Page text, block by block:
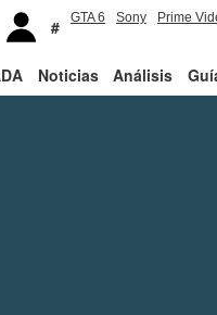
GTA 6 Sony Prime
Noticias Análisis